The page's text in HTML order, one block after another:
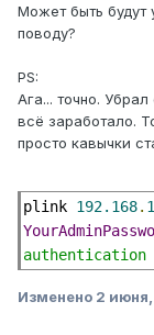
Может быть будут
поводу?
PS:
Ага... точно.
всё заработало.
просто кавычки
plink 192.168.
authentication
Изменено 2